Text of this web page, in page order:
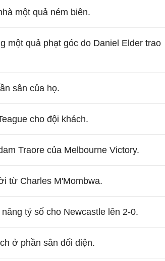
một quả ném biên.
một quả phạt góc do Daniel Elder trao
sân của họ.
cho đội khách.
Traore của Melbourne Victory.
từ Charles M'Mombwa.
tỷ số cho Newcastle lên 2-0.
ở phần sân đối diện.